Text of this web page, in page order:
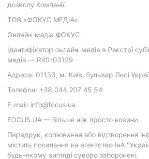
дозволу Компанії.
ТОВ «ФОКУС МЕДІА»
Онлайн-медіа ФОКУС
Ідентифікатор онлайн-медіа в Реєстрі
медіа — R40-03129
Адреса: 01133, м. Київ, бульвар Лесі
Телефон: +38 044 207 45 54
E-mail: info@focus.ua
FOCUS.UA — більше ніж просто новини.
Передрук, копіювання або відтворення
містить посилання на агентство ІнА
будь-якому вигляді суворо заборонені.